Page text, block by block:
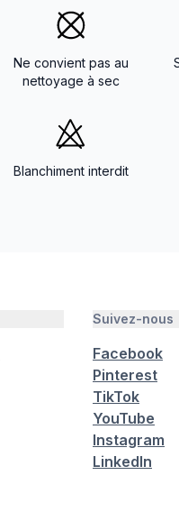
Ne convient pas au
nettoyage à sec
Blanchiment interdit
Suivez-nous
Facebook
Pinterest
TikTok
YouTube
Instagram
LinkedIn